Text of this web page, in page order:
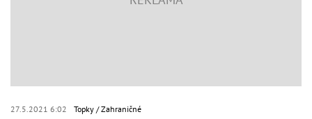
27.5.2021 6:02 Topky Zahraničné